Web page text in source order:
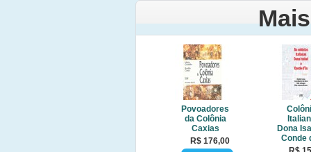
Povoadores
da Colônia
Caxias
R$ 176,00
Dona
Conde